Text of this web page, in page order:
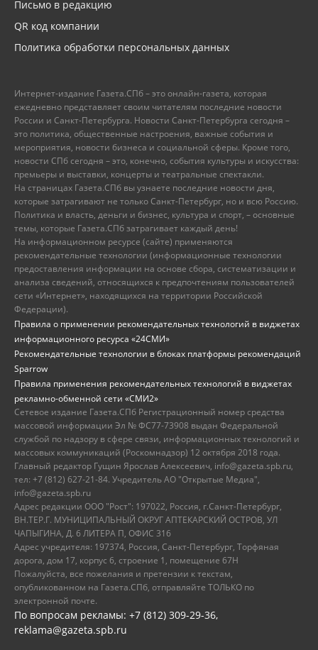
Письмо в редакцию
QR код компании
Политика обработки персональных данных
Интернет-издание Газета.СПб – это онлайн-газета, которая
ежедневно представляет своим читателям последние новости
России и Санкт-Петербурга. Новости Санкт-Петербурга сегодня –
это политика, общественные настроения, важные события и
мероприятия, новости бизнеса и социальной сферы. Кроме того,
новости СПб сегодня – это, конечно, события культуры и искусства:
премьеры и выставки, концерты и театральные спектакли.
На страницах Газета.СПб вы узнаете последние новости дня,
которые затрагивают не только Санкт-Петербург, но и всю Россию.
Политика и власть, деньги и бизнес, культура и спорт, – основные
темы, которые Газета.СПб затрагивает каждый день!
На информационном ресурсе (сайте) применяются
рекомендательные технологии (информационные технологии
предоставления информации на основе сбора, систематизации и
анализа сведений, относящихся к предпочтениям пользователей
сети «Интернет», находящихся на территории Российской
Федерации).
Правила о применении рекомендательных технологий в виджетах
информационного ресурса «24СМИ»
Рекомендательные технологии в блоках платформы рекомендаций
Sparrow
Правила применения рекомендательных технологий в виджетах
рекламно-обменной сети «СМИ2»
Сетевое издание Газета.СПб Регистрационный номер средства
массовой информации Эл № ФС77-73908 выдан Федеральной
службой по надзору в сфере связи, информационных технологий и
массовых коммуникаций (Роскомнадзор) 12 октября 2018 года.
Главный редактор Гущин Ярослав Алексеевич, info@gazeta.spb.ru,
тел: +7 (812) 627-21-84. Учредитель АО "Открытые Медиа",
info@gazeta.spb.ru
Адрес редакции ООО "Рост": 197022, Россия, г.Санкт-Петербург,
ВН.ТЕР.Г. МУНИЦИПАЛЬНЫЙ ОКРУГ АПТЕКАРСКИЙ ОСТРОВ, УЛ
ЧАПЫГИНА, Д. 6 ЛИТЕРА П, ОФИС 316
Адрес учредителя: 197374, Россия, Санкт-Петербург, Торфяная
дорога, дом 17, корпус 6, строение 1, помещение 67Н
Пожалуйста, все пожелания и претензии к текстам,
опубликованном на Газета.СПб, отправляйте ТОЛЬКО по
электронной почте.
По вопросам рекламы: +7 (812) 309-29-36,
reklama@gazeta.spb.ru